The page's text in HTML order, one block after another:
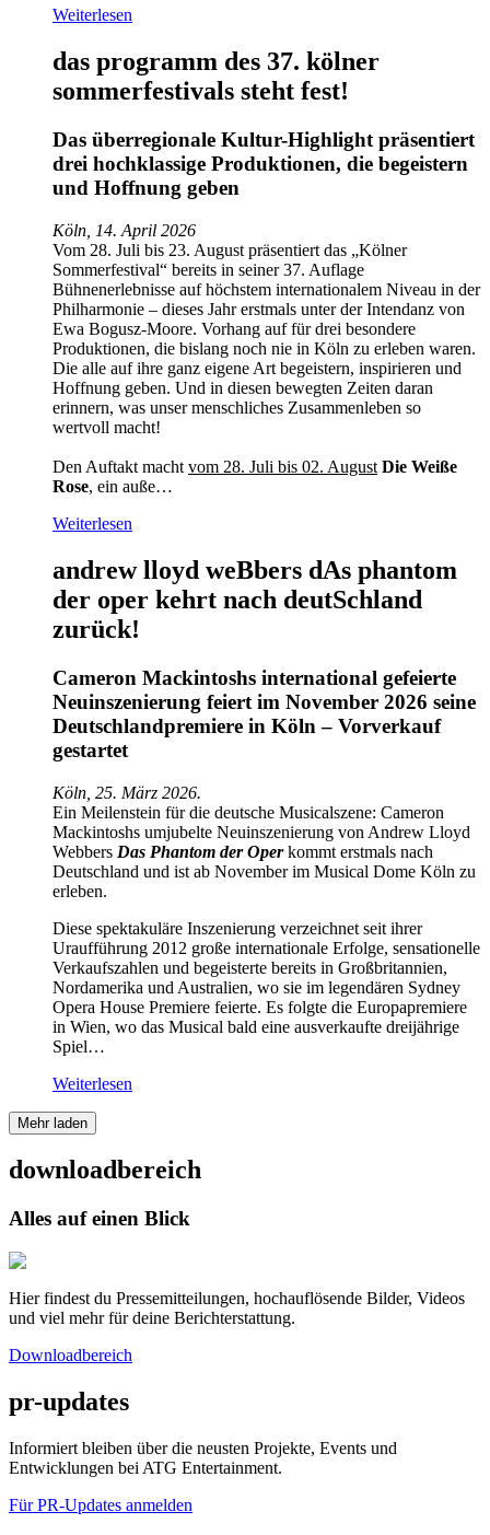
Weiterlesen
das programm des 37. kölner
sommerfestivals steht fest!
Das überregionale Kultur-Highlight präsentiert
drei hochklassige Produktionen, die begeistern
und Hoffnung geben
Köln, 14. April 2026
Vom 28. Juli bis 23. August präsentiert das „Kölner
Sommerfestival“ bereits in seiner 37. Auflage
Bühnenerlebnisse auf höchstem internationalem Niveau in der
Philharmonie – dieses Jahr erstmals unter der Intendanz von
Ewa Bogusz-Moore. Vorhang auf für drei besondere
Produktionen, die bislang noch nie in Köln zu erleben waren.
Die alle auf ihre ganz eigene Art begeistern, inspirieren und
Hoffnung geben. Und in diesen bewegten Zeiten daran
erinnern, was unser menschliches Zusammenleben so
wertvoll macht!
Den Auftakt macht vom 28. Juli bis 02. August Die Weiße
Rose, ein auße…
Weiterlesen
andrew lloyd weBbers dAs phantom
der oper kehrt nach deutSchland
zurück!
Cameron Mackintoshs international gefeierte
Neuinszenierung feiert im November 2026 seine
Deutschlandpremiere in Köln – Vorverkauf
gestartet
Köln, 25. März 2026.
Ein Meilenstein für die deutsche Musicalszene: Cameron
Mackintoshs umjubelte Neuinszenierung von Andrew Lloyd
Webbers Das Phantom der Operkommt erstmals nach
Deutschland und ist ab November im Musical Dome Köln zu
erleben.
Diese spektakuläre Inszenierung verzeichnet seit ihrer
Uraufführung 2012 große internationale Erfolge, sensationelle
Verkaufszahlen und begeisterte bereits in Großbritannien,
Nordamerika und Australien, wo sie im legendären Sydney
Opera House Premiere feierte. Es folgte die Europapremiere
in Wien, wo das Musical bald eine ausverkaufte dreijährige
Spiel…
Weiterlesen
Mehr laden
downloadbereich
Alles auf einen Blick
Hier findest du Pressemitteilungen, hochauflösende Bilder, Videos
und viel mehr für deine Berichterstattung.
Downloadbereich
pr-updates
Informiert bleiben über die neusten Projekte, Events und
Entwicklungen bei ATG Entertainment.
Für PR-Updates anmelden